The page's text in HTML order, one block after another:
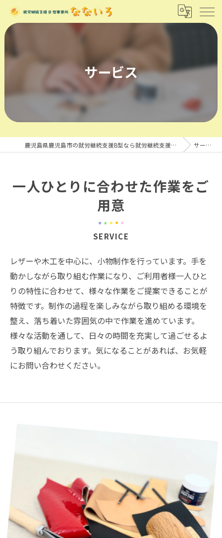
サービス
鹿児島県鹿児島市の就労継続支援B型なら就労継続支援B型事業所 なないろ サービス
一人ひとりに合わせた作業をご
用意
SERVICE
レザーや木工を中心に、小物制作を行っています。手を
動かしながら取り組む作業になり、ご利用者様一人ひと
りの特性に合わせて、様々な作業をご提案できることが
特徴です。制作の過程を楽しみながら取り組める環境を
整え、落ち着いた雰囲気の中で作業を進めています。
様々な活動を通して、日々の時間を充実して過ごせるよ
う取り組んでおります。気になることがあれば、お気軽
にお問い合わせください。